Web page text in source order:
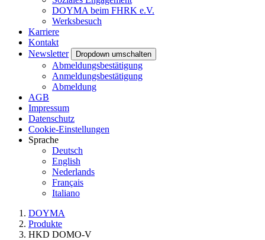
DOYMA beim FHRK e.V.
Werksbesuch
Karriere
Kontakt
Newsletter
Dropdown umschalten
Abmeldungsbestätigung
Anmeldungsbestätigung
Abmeldung
AGB
Impressum
Datenschutz
Cookie-Einstellungen
Sprache
Deutsch
English
Nederlands
Français
Italiano
DOYMA
Produkte
HKD DOMO-V